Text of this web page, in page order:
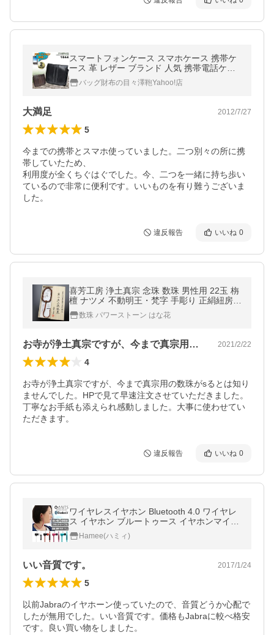
スマートフォンケース スマホケース 携帯ケ
ース 革 レザー ブランド 人気 携帯電話ケー
ス ギフト 1844
バッグ財布の目々澤鞄Yahoo!店
大満足 2012/7/27
5
今までの携帯とスマホ使っていました。二つ別々の所に携
帯していたため、
利用度が全くちぐはぐでした。今、二つを一緒に持ち歩い
ているので非常に便利です。いいものを有り難うございま
した。
違反報告 いいね 0
喜芳工房 浄土真宗 念珠 数珠 男性用 22玉 栴
檀 ナツメ 不動明王・梵字 手彫り 正絹紐房
数珠袋付き
数珠 パワーストーン はな花
お寺が浄土真宗ですが、今まで真宗用の数… 2021/2/22
4
お寺が浄土真宗ですが、今まで真宗用の数珠がsるとは知り
ませんでした。HPで見て早速注文させていただきました。
丁寧なお手紙も添えられ感動しました。大事に使わせてい
ただきます。
違反報告 いいね 0
ワイヤレスイヤホン Bluetooth 4.0 ワイヤレ
ス イヤホン ブルートゥース イヤホンマイク
スポーツ iPhone ANTS アンツ スマホ 軽量
高音質 ランニング Hamee
Hamee(ハミィ)
いい音質です。 2017/1/24
5
以前Jabraのイヤホーン使っていたので、音質どうか心配で
したが無用でした。いい音質です。価格もJabraに較べ格安
です。良い買い物をしました。